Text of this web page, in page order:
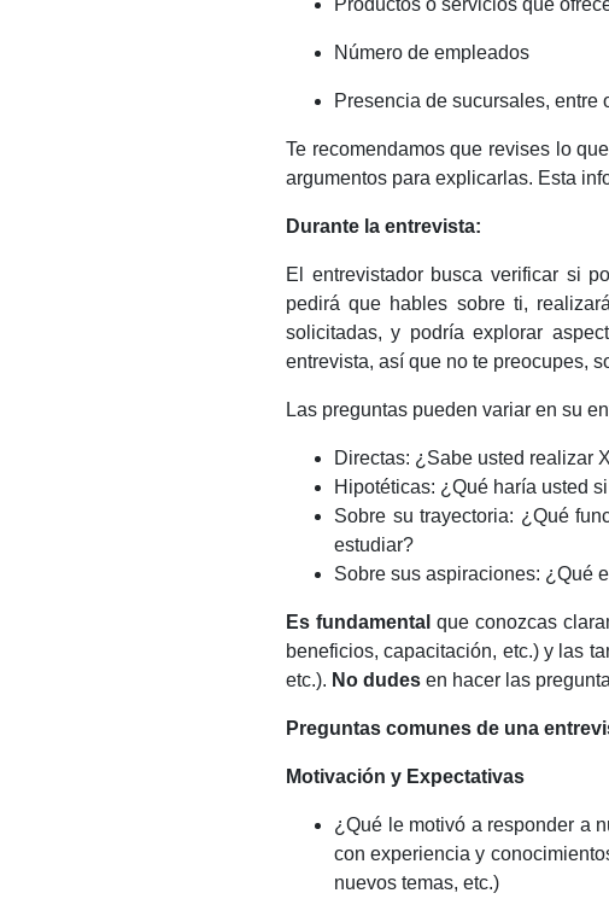
Número de empleados
Presencia de sucursales, entre
Te recomendamos que revises lo
argumentos para explicarlas. Esta
Durante la entrevista:
El entrevistador busca verificar si
pedirá que hables sobre ti,
solicitadas, y podría explorar
entrevista, así que no te preocupes,
Las preguntas pueden variar en su
Directas: ¿Sabe usted realizar
Hipotéticas: ¿Qué haría usted
Sobre su trayectoria: ¿Qué
estudiar?
Sobre sus aspiraciones: ¿Qué
Es fundamental que conozcas
beneficios, capacitación, etc.) y las
etc.). No dudes en hacer las
Preguntas comunes de una
Motivación y Expectativas
¿Qué le motivó a responder a
con experiencia y
nuevos temas, etc.)